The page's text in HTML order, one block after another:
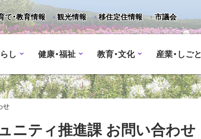
て・教育情報 観光情報 移住定住情報 市議会
し 健康・福祉 教育・文化 産業・しごと
せ
ニティ推進課 お問い合わせ